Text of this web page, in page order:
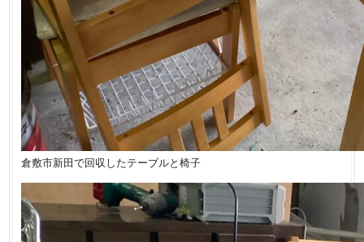
倉敷市新田で回収したテーブルと椅子